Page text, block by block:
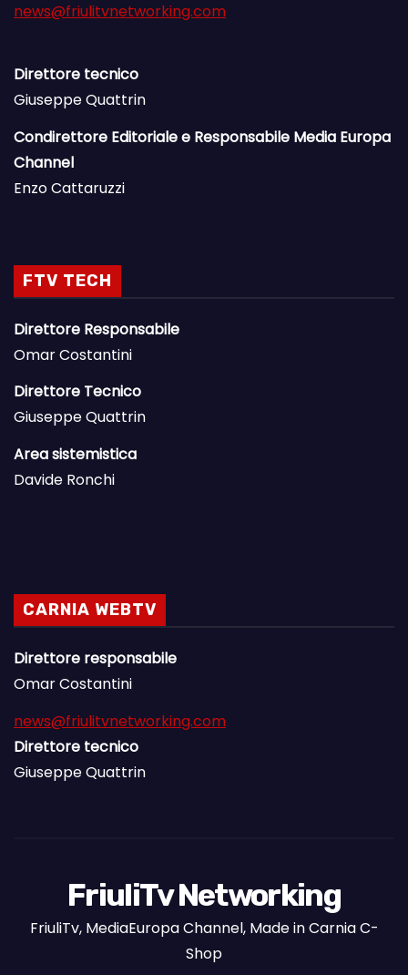
news@friulitvnetworking.com
Direttore tecnico
Giuseppe Quattrin
Condirettore Editoriale e Responsabile Media Europa
Channel
Enzo Cattaruzzi
FTV TECH
Direttore Responsabile
Omar Costantini
Direttore Tecnico
Giuseppe Quattrin
Area sistemistica
Davide Ronchi
CARNIA WEBTV
Direttore responsabile
Omar Costantini
news@friulitvnetworking.com
Direttore tecnico
Giuseppe Quattrin
FriuliTv Networking
FriuliTv, MediaEuropa Channel, Made in Carnia C-
Shop